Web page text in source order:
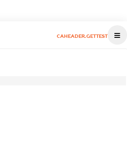
CAHEADER.GETTEST